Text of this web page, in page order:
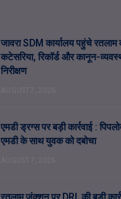
जावरा SDM कार्यालय पहुंचे
कटेसरिया, रिकॉर्ड और कानून-
निरीक्षण
एमडी ड्रग्स पर बड़ी कार्रवाई :
एमडी के साथ युवक को दबोचा
रतलाम जंक्शन पर DRI की बड़ी